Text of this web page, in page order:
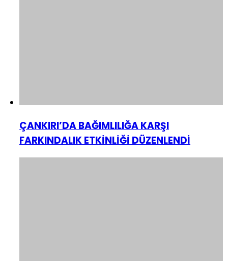
ÇANKIRI’DA BAĞIMLILIĞA KARŞI
FARKINDALIK ETKİNLİĞİ DÜZENLENDİ